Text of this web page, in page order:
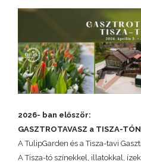
2026- ban először:
GASZTROTAVASZ a TISZA-
A TulipGarden és a Tisza-tavi
A Tisza-tó színekkel, illatokkal,